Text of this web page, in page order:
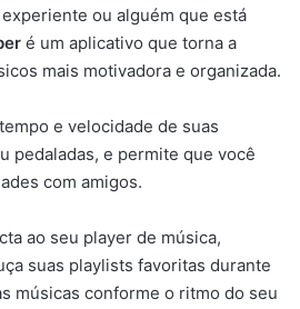
ou alguém que está
é um aplicativo que torna a
mais motivadora e organizada.
e velocidade de suas
pedaladas, e permite que você
com amigos.
ao seu player de música,
suas playlists favoritas durante
músicas conforme o ritmo do seu